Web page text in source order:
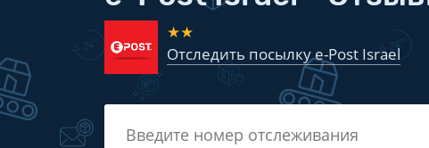
★★
Отследить посылку e-Post Israel